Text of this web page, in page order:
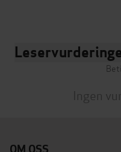
Ingen